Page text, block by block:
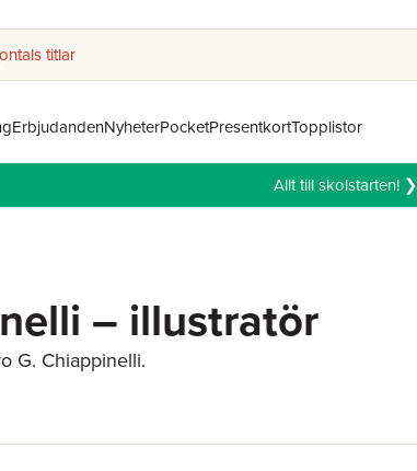
titlar
ErbjudandenNyheterPocketPresentkortTopplistor
Allt till skolstarten! ❯
– illustratör
G. Chiappinelli.